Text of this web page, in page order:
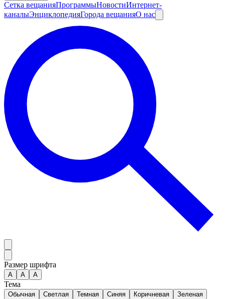
Сетка вещанияПрограммыНовостиИнтернет-
каналыЭнциклопедияГорода вещанияО нас
Размер шрифта
А A A
Тема
Обычная Светлая Темная Синяя Коричневая Зеленая